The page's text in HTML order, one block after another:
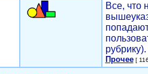
Все, что
рубрику).
Прочее[